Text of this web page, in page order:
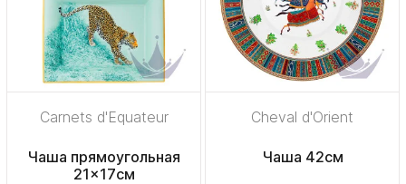
Carnets d'Еquateur
Чаша прямоугольная
21x17см
Cheval d'Orient
Чаша 42см